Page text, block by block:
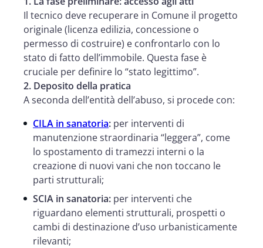
Il tecnico deve recuperare in Comune il progetto
originale (licenza edilizia, concessione o
permesso di costruire) e confrontarlo con lo
stato di fatto dell’immobile. Questa fase è
cruciale per definire lo “stato legittimo”.
2. Deposito della pratica
A seconda dell’entità dell’abuso, si procede con:
CILA in sanatoria: per interventi di
manutenzione straordinaria “leggera”, come
lo spostamento di tramezzi interni o la
creazione di nuovi vani che non toccano le
parti strutturali;
SCIA in sanatoria: per interventi che
riguardano elementi strutturali, prospetti o
cambi di destinazione d’uso urbanisticamente
rilevanti;